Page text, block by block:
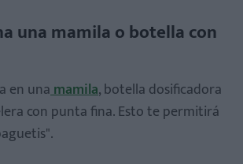
una mamila o botella con
en unamamila, botella dosificadora
con punta fina. Esto te permitirá